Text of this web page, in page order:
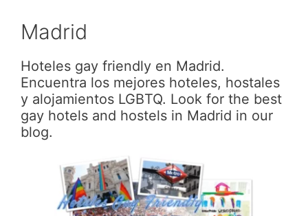
Madrid
Hoteles gay friendly en Madrid.
Encuentra los mejores hoteles, hostales
y alojamientos LGBTQ. Look for the best
gay hotels and hostels in Madrid in our
blog.